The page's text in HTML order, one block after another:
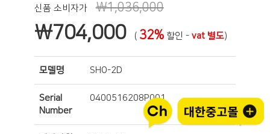
신품 소비자가 ₩1,036,000
₩704,000 ( 32%할인 - vat 별도)
모델명 SHO-2D
Serial
Number
0400516208P001